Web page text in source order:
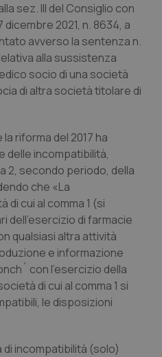
di Bolzano
di Trento
sez. III del Consiglio con
2021, n. 8634, a
avverso la sentenza n.
alla sussistenza
socio di una società
di altra società titolare di
riforma del 2017 ha
delle incompatibilità,
2, secondo periodo, della
che «La
cui al comma 1 (si
dell’esercizio di farmacie
qualsiasi altra attività
e informazione
con l’esercizio della
di cui al comma 1 si
le disposizioni
incompatibilità (solo)